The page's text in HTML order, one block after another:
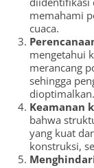
memahami
cuaca.
mengetahui
merancang
sehingga
dioptimalkan.
Keamanan
bahwa
yang kuat
konstruksi,